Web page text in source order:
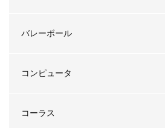
バレーボール
コンピュータ
コーラス